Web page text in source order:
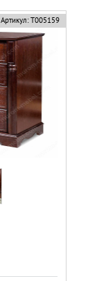
Артикул: Т005159